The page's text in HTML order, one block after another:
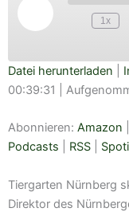
1x
Amazon
RSS
RSS FEED
TEILEN
LINK
Datei herunterladen
00:39:31
Abonnieren: Amazon
Podcasts
RSS
Tiergarten Nürnberg
Direktor des